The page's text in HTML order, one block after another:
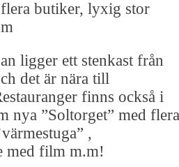
butiker, lyxig stor
ligger ett stenkast från
det är nära till
finns också i
nya ”Soltorget” med flera
,
med film m.m!